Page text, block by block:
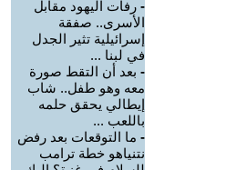
- رفات اليهود مقابل
الأسرى.. صفقة
إسرائيلية تثير الجدل
في لبنا ...
- بعد أن التقط صورة
معه وهو طفل.. شاب
إيطالي يحقق حلمه
باللعب ...
- ما التوقعات بعد رفض
نتنياهو خطة ترامب